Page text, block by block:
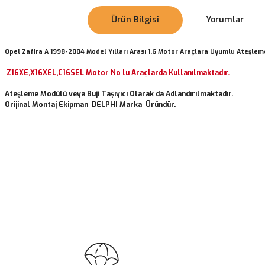
Ürün Bilgisi Yorumlar
Opel Zafira A 1998-2004 Model Yılları Arası 1.6 Motor Araçlara Uyumlu
Z16XE,X16XEL,C16SEL Motor No lu Araçlarda Kullanılmaktadır.
Ateşleme Modülü veya Buji Taşıyıcı Olarak da Adlandırılmaktadır.
Orijinal Montaj Ekipman DELPHI Marka Üründür.